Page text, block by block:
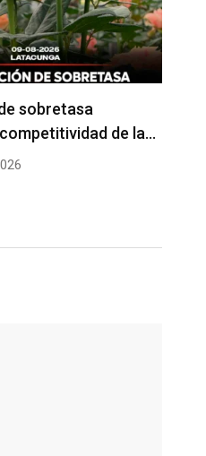
sobretasa
de la…